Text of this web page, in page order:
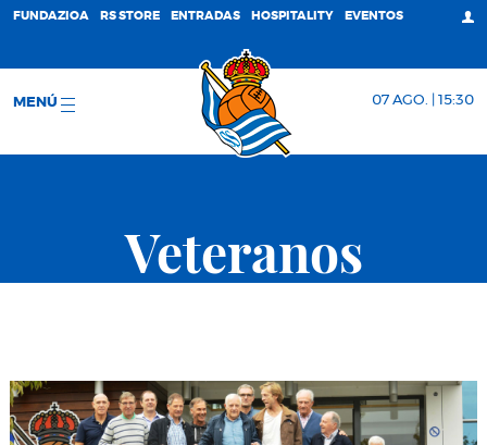
FUNDAZIOA RS STORE ENTRADAS HOSPITALITY EVENTOS
MENÚ 07 AGO. | 15:30
Veteranos